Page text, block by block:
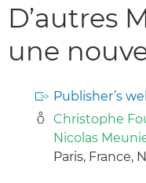
D’autres
une
Publisher’s
Christophe
Nicolas
Paris, France,